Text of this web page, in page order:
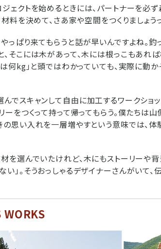
ェクトを始めるときには、パートナーを必
材料を決めて、さあ家や空間をつくりましょうっ
っぱり来てもらうと話が早いんですよね。
そこには木があって、木には根っこもあれ
何kg」と頭ではわかっていても、実際に動か
でスキャンして自由に加工するワークショ
ーをつくって持って帰ってもらう。僕たちは
の思い入れを一層増やすという意味では、
を選んでいたけれど、木にもストーリーや
」。そうおっしゃるデザイナーさんがいて、